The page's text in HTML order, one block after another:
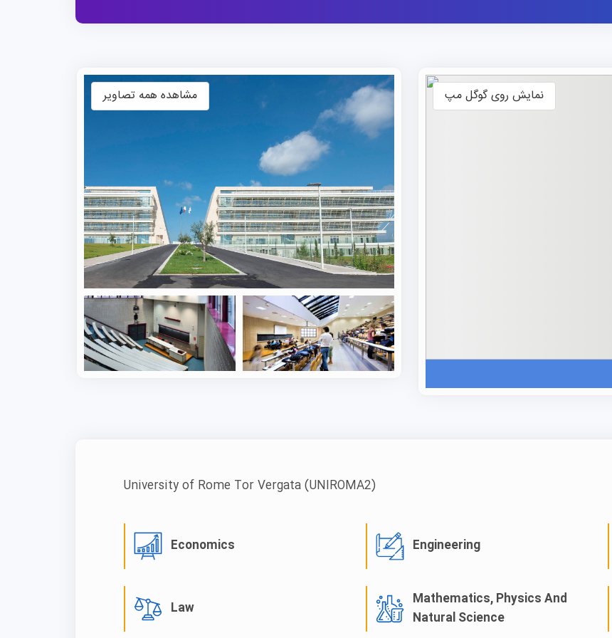
بورسیه تحصیلی دانشگاه تورورگاتا رم
متفاوت است. در ایتالیا، که شامل مناطق و استان‌های مختلفی است، هر استان بورسیه‌هایی را بر
اساس قوانین محلی ارائه می‌دهد.
این بورسیه‌ها با توجه به درآمد خانواده، موفقیت‌های تحصیلی و درآمد شخصی متقاضیان
متفاوت هستند. این بورسیه مبتنی بر نیاز مالی، با هدف دسترسی آسان‌تر به آموزش، کمک‌های
مالی برای شهریه، اسکان و سایر هزینه‌های مرتبط با تحصیل ارائه می‌دهد.
خوابگاه و خدمات دانشجویی دانشگاه تورورگاتا رم
این مجموعه یک خدمات حمایتی برای اسکان دانشجویان تورورگاتا فعال کرده است؛ CampusX
نزدیک‌ترین خدمات اقامتی ارائه‌شده توسط موسسه و بزرگ‌ترین اقامتگاه دانشجویی در ایتالیا است. این
محل در میان ۱۵.۰۰۰ متر مربع فضای سبز قرار دارد و طبق اطلاعاتی که موسسه علمی نو در اختیار دارد،
متقاضیان مهاجرت تحصیلی می‌توانند نوع آپارتمان مورد نظر خود را انتخاب کنند. این پردیس میزبان
یکی از مدرن‌ترین بیمارستان‌های ایتالیا، بیمارستان دانشگاه تورورگاتا، دانشکده پزشکی و مرکز پژوهشی
در منطقه لاتزیو و یک باغ گیاه‌شناسی بسیار بزرگ است.
تمامی دانشجویان ثبت‌نام‌شده در این مجموعه می‌توانند از سالن‌های غذاخوری موسسه («mense»)
این کتابخانه یک کتابخانه تخصصی است که کارکنان مجرب آن اطلاعات، منابع و خدمات لازم را برای
می‌دهند. همچنین، به گفته‌ی مشاوران موسسه علمی نو، این مرکز امکانات ورزشی شامل سالن بدنسازی،
زمین فوتبال و تنیس، و یک استخر شنا را فراهم می‌کند و متقاضیان تحصیل در ایتالیا را به حفظ
نمایش روی گوگل مپ مشاهده همه تصاویر
University of Rome Tor Vergata(UNIROMA2)
Economics Engineering
Law
Mathematics, Physics And
Natural Science